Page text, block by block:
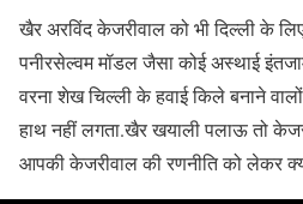
खैर अरविंद केजरीवाल को भी दिल्ली के
पनीरसेल्वम मॉडल जैसा कोई अस्थाई
वरना शेख चिल्ली के हवाई किले बनाने
हाथ नहीं लगता.खैर खयाली पलाऊ तो
आपकी केजरीवाल की रणनीति को लेकर